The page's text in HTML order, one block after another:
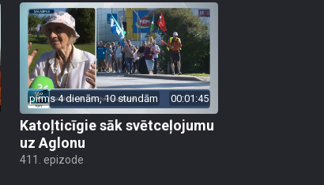
pirms 4 dienām, 10 stundām 00:01:45
Katoļticīgie sāk svētceļojumu
uz Aglonu
411. epizode